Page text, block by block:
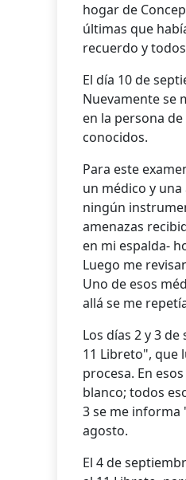
hogar de
últimas que
recuerdo y
El día 10 de
Nuevamente se
en la persona
conocidos.
Para este
un médico y
ningún
amenazas
en mi espalda-
Luego me
Uno de esos
allá se me
Los días 2 y 3
11 Libreto", que
procesa. En
blanco; todos
3 se me informa
agosto.
El 4 de